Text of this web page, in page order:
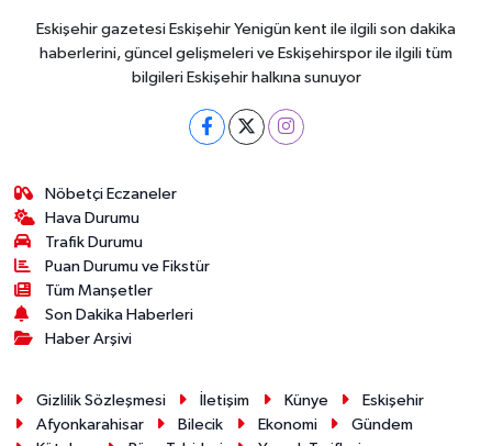
Eskişehir gazetesi Eskişehir Yenigün kent ile ilgili son dakika
haberlerini, güncel gelişmeleri ve Eskişehirspor ile ilgili tüm
bilgileri Eskişehir halkına sunuyor
Nöbetçi Eczaneler
Hava Durumu
Trafik Durumu
Puan Durumu ve Fikstür
Tüm Manşetler
Son Dakika Haberleri
Haber Arşivi
Gizlilik Sözleşmesi İletişim Künye
Eskişehir
Afyonkarahisar
Bilecik Ekonomi
Gündem